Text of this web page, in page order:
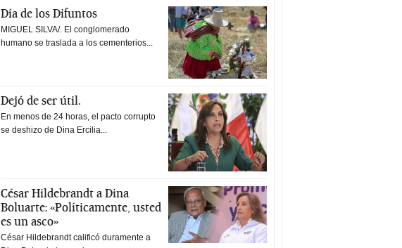
Día de los Difuntos
MIGUEL SILVA/. El conglomerado
humano se traslada a los cementerios...
Dejó de ser útil.
En menos de 24 horas, el pacto corrupto
se deshizo de Dina Ercilia...
César Hildebrandt a Dina
Boluarte: «Políticamente, usted
es un asco»
César Hildebrandt calificó duramente a